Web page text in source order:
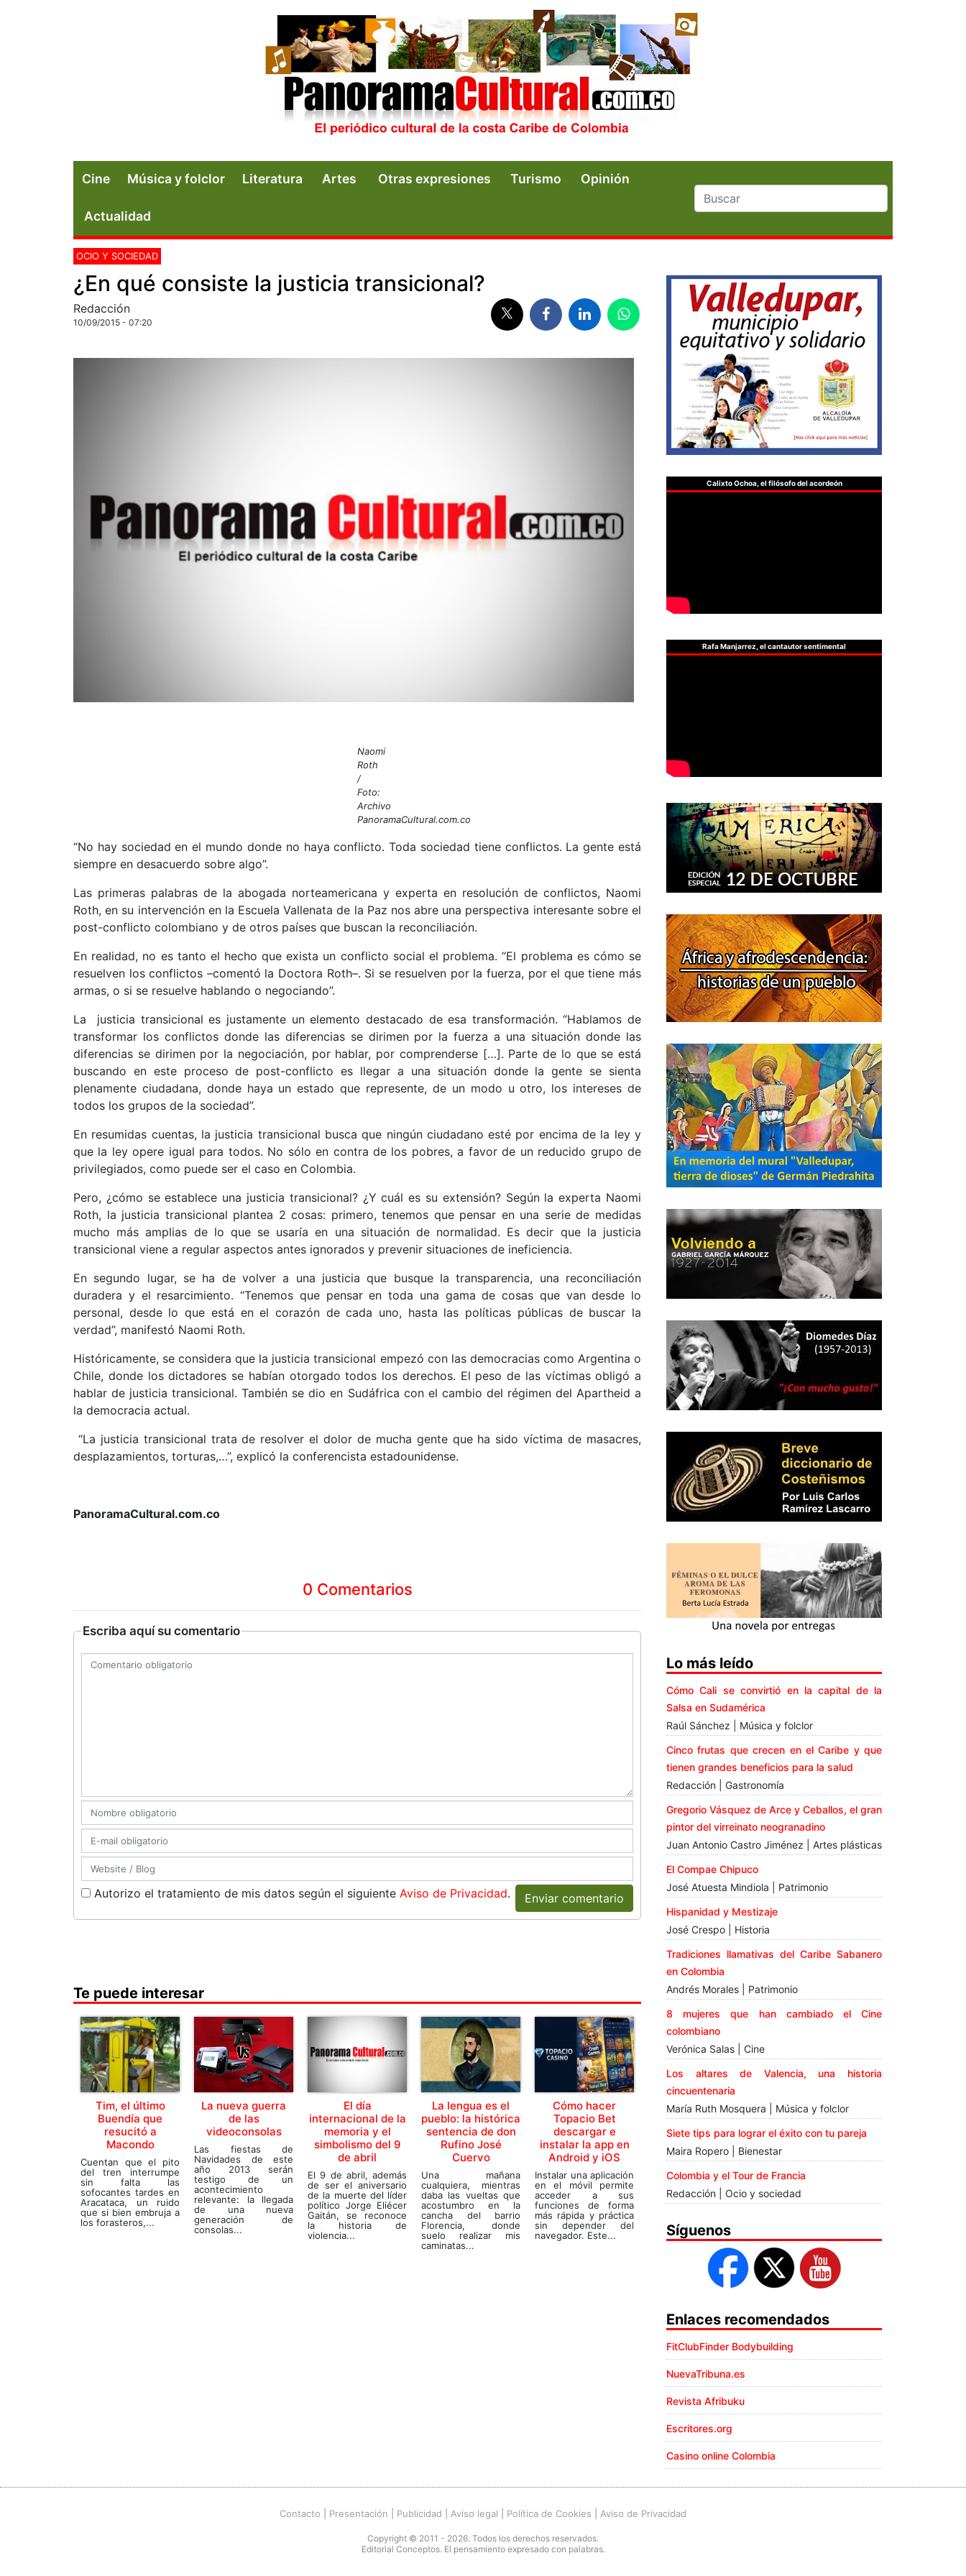
Cine Música y folclor Literatura Artes Otras expresiones Turismo Opinión
Actualidad
OCIO Y SOCIEDAD
¿En qué consiste la justicia transicional?
Redacción
10/09/2015 - 07:20
Naomi
Roth
/
Foto:
Archivo
PanoramaCultural.com.co
“No hay sociedad en el mundo donde no haya conflicto. Toda sociedad tiene conflictos. La gente está
siempre en desacuerdo sobre algo”.
Las primeras palabras de la abogada norteamericana y experta en resolución de conflictos, Naomi
Roth, en su intervención en la Escuela Vallenata de la Paz nos abre una perspectiva interesante sobre el
post-conflicto colombiano y de otros países que buscan la reconciliación.
En realidad, no es tanto el hecho que exista un conflicto social el problema. “El problema es cómo se
resuelven los conflictos –comentó la Doctora Roth–. Si se resuelven por la fuerza, por el que tiene más
armas, o si se resuelve hablando o negociando”.
La justicia transicional es justamente un elemento destacado de esa transformación. “Hablamos de
transformar los conflictos donde las diferencias se dirimen por la fuerza a una situación donde las
diferencias se dirimen por la negociación, por hablar, por comprenderse […]. Parte de lo que se está
buscando en este proceso de post-conflicto es llegar a una situación donde la gente se sienta
plenamente ciudadana, donde haya un estado que represente, de un modo u otro, los intereses de
todos los grupos de la sociedad”.
En resumidas cuentas, la justicia transicional busca que ningún ciudadano esté por encima de la ley y
que la ley opere igual para todos. No sólo en contra de los pobres, a favor de un reducido grupo de
privilegiados, como puede ser el caso en Colombia.
Pero, ¿cómo se establece una justicia transicional? ¿Y cuál es su extensión? Según la experta Naomi
Roth, la justicia transicional plantea 2 cosas: primero, tenemos que pensar en una serie de medidas
mucho más amplias de lo que se usaría en una situación de normalidad. Es decir que la justicia
transicional viene a regular aspectos antes ignorados y prevenir situaciones de ineficiencia.
En segundo lugar, se ha de volver a una justicia que busque la transparencia, una reconciliación
duradera y el resarcimiento. “Tenemos que pensar en toda una gama de cosas que van desde lo
personal, desde lo que está en el corazón de cada uno, hasta las políticas públicas de buscar la
verdad”, manifestó Naomi Roth.
Históricamente, se considera que la justicia transicional empezó con las democracias como Argentina o
Chile, donde los dictadores se habían otorgado todos los derechos. El peso de las víctimas obligó a
hablar de justicia transicional. También se dio en Sudáfrica con el cambio del régimen del Apartheid a
la democracia actual.
“La justicia transicional trata de resolver el dolor de mucha gente que ha sido víctima de masacres,
desplazamientos, torturas,…”, explicó la conferencista estadounidense.
PanoramaCultural.com.co
0 Comentarios
Escriba aquí su comentario
Autorizo el tratamiento de mis datos según el siguiente Aviso de Privacidad. Enviar comentario
Te puede interesar
Tim, el último
Buendía que
resucitó a
Macondo
Cuentan que el pito
del tren interrumpe
sin falta las
sofocantes tardes en
Aracataca, un ruido
que si bien embruja a
los forasteros,...
La nueva guerra
de las
videoconsolas
Las fiestas de
Navidades de este
año 2013 serán
testigo de un
acontecimiento
relevante: la llegada
de una nueva
generación de
consolas...
El día
internacional de la
memoria y el
simbolismo del 9
de abril
El 9 de abril, además
de ser el aniversario
de la muerte del líder
político Jorge Eliécer
Gaitán, se reconoce
la historia de
violencia...
La lengua es el
pueblo: la histórica
sentencia de don
Rufino José
Cuervo
Una mañana
cualquiera, mientras
daba las vueltas que
acostumbro en la
cancha del barrio
Florencia, donde
suelo realizar mis
caminatas...
Cómo hacer
Topacio Bet
descargar e
instalar la app en
Android y iOS
Instalar una aplicación
en el móvil permite
acceder a sus
funciones de forma
más rápida y práctica
sin depender del
navegador. Este...
Calixto Ochoa, el filósofo del acordeón
Rafa Manjarrez, el cantautor sentimental
Lo más leído
Cómo Cali se convirtió en la capital de la
Salsa en Sudamérica
Raúl Sánchez | Música y folclor
Cinco frutas que crecen en el Caribe y que
tienen grandes beneficios para la salud
Redacción | Gastronomía
Gregorio Vásquez de Arce y Ceballos, el gran
pintor del virreinato neogranadino
Juan Antonio Castro Jiménez | Artes plásticas
El Compae Chipuco
José Atuesta Mindiola | Patrimonio
Hispanidad y Mestizaje
José Crespo | Historia
Tradiciones llamativas del Caribe Sabanero
en Colombia
Andrés Morales | Patrimonio
8 mujeres que han cambiado el Cine
colombiano
Verónica Salas | Cine
Los altares de Valencia, una historia
cincuentenaria
María Ruth Mosquera | Música y folclor
Siete tips para lograr el éxito con tu pareja
Maira Ropero | Bienestar
Colombia y el Tour de Francia
Redacción | Ocio y sociedad
Síguenos
Enlaces recomendados
FitClubFinder Bodybuilding
NuevaTribuna.es
Revista Afribuku
Escritores.org
Casino online Colombia
Contacto Presentación Publicidad Aviso legal Política de Cookies Aviso de Privacidad
Copyright © 2011 - 2026. Todos los derechos reservados.
Editorial Conceptos. El pensamiento expresado con palabras.